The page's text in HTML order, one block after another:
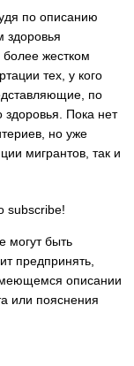
по описанию
здоровья
более жестком
тех, у кого
по
здоровья. Пока нет
но уже
мигрантов, так и
subscribe!
могут быть
предпринять,
описании
или пояснения